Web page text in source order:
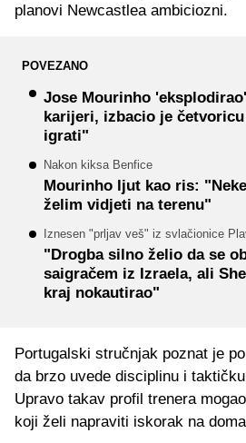
planovi Newcastlea ambiciozni.
POVEZANO
Jose Mourinho
karijeri, izbacio je
igrati"
Nakon kiksa Benfice
Mourinho ljut kao ris:
želim vidjeti na terenu"
Iznesen "prljav veš" iz svlačionice
"Drogba silno želio da se
saigračem iz Izraela, ali
kraj nokautirao"
Portugalski stručnjak poznat je
da brzo uvede disciplinu i
Upravo takav profil trenera
koji želi napraviti iskorak na